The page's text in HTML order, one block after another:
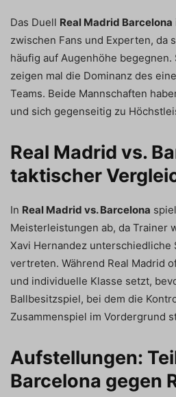
Das Duell Real Madrid Barcelona
zwischen Fans und Experten, da
häufig auf Augenhöhe
zeigen mal die Dominanz des
Teams. Beide Mannschaften
und sich gegenseitig zu
Real Madrid vs.
taktischer
In Real Madrid vs. Barcelona
Meisterleistungen ab, da Trainer
Xavi Hernandez unterschiedliche
vertreten. Während Real Madrid
und individuelle Klasse setzt,
Ballbesitzspiel, bei dem die
Zusammenspiel im Vordergrund
Aufstellungen:
Barcelona gegen